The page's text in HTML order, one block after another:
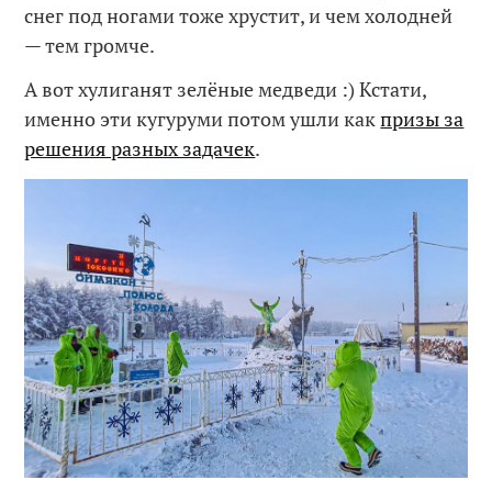
снег под ногами тоже хрустит, и чем холодней
— тем громче.
А вот хулиганят зелёные медведи :) Кстати,
именно эти кугуруми потом ушли какпризы за
решения разных задачек.